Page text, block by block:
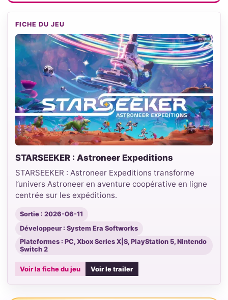
FICHE DU JEU
STARSEEKER : Astroneer Expeditions
STARSEEKER : Astroneer Expeditions transforme
l’univers Astroneer en aventure coopérative en ligne
centrée sur les expéditions.
Sortie : 2026-06-11
Développeur : System Era Softworks
Plateformes : PC, Xbox Series X|S, PlayStation 5, Nintendo
Switch 2
Voir la fiche du jeu Voir le trailer